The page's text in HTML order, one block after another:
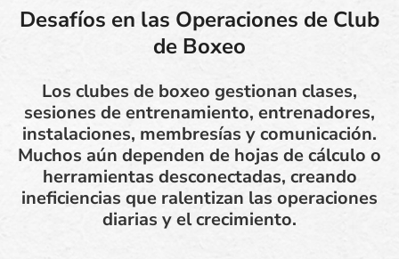
Desafíos en las Operaciones de Club
de Boxeo
Los clubes de boxeo gestionan clases,
sesiones de entrenamiento, entrenadores,
instalaciones, membresías y comunicación.
Muchos aún dependen de hojas de cálculo o
herramientas desconectadas, creando
ineficiencias que ralentizan las operaciones
diarias y el crecimiento.